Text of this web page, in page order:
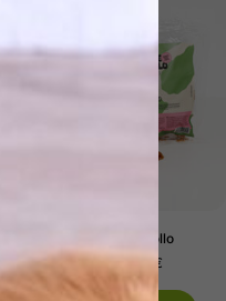
Snack Filete de Pollo
13,39€ - 40,68€